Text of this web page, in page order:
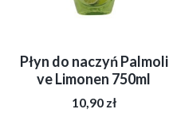
Płyn do naczyń Palmoli
ve Limonen 750ml
10,90 zł